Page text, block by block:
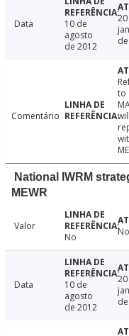
Data
10 de
agosto
de 2012
Comentário
to
National IWRM
MEWR
Valor
No
No
Data
10 de
agosto
de 2012